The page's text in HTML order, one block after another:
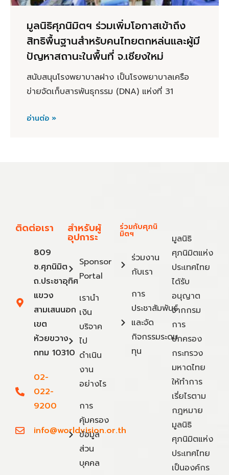
มูลนิธิศุภนิมิตฯ ร่วมเพิ่มโอกาสเข้าถึง
สิทธิพื้นฐานสำหรับคนไทยตกหล่นและผู้มี
ปัญหาสถานะในพื้นที่ จ.เชียงใหม่
สนับสนุนโรงพยาบาลฝาง เป็นโรงพยาบาลเครือ
ข่ายจัดเก็บสารพันธุกรรม (DNA) แห่งที่ 31
อ่านต่อ »
ติดต่อเรา
809
ซ.ศุภนิมิต
ถ.ประชาอุทิศ
แขวง
สามเสนนอก
เขต
ห้วยขวาง
กทม 10310
02-
022-
9200
info@worldvision.or.th
สำหรับผู้
อุปการะ
Sponsor
Portal
เรานำ
เงิน
บริจาค
ไป
ดำเนิน
งาน
อย่างไร
การ
คุ้มครอง
ข้อมูล
ส่วน
บุคคล
ร่วมกับศุภนิ
มิตฯ
ร่วมงาน
กับเรา
การ
ประชาสัมพันธ์
และจัด
กิจกรรมระดม
ทุน
มูลนิธิ
ศุภนิมิตแห่ง
ประเทศไทย
ได้รับ
อนุญาต
จากกรม
การ
ปกครอง
กระทรวง
มหาดไทย
ให้ทำการ
เรี่ยไรตาม
กฎหมาย
มูลนิธิ
ศุภนิมิตแห่ง
ประเทศไทย
เป็นองค์กร